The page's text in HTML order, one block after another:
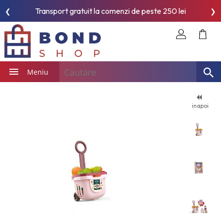
Transport gratuit la comenzi de peste 250 lei
❮ ❯
Meniu
inapoi